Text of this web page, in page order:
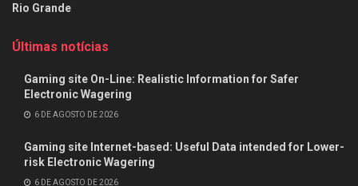
Rio Grande
Últimas notícias
Gaming site On-Line: Realistic Information for Safer
Electronic Wagering
6 DE AGOSTO DE 2026
Gaming site Internet-based: Useful Data intended for Lower-
risk Electronic Wagering
6 DE AGOSTO DE 2026